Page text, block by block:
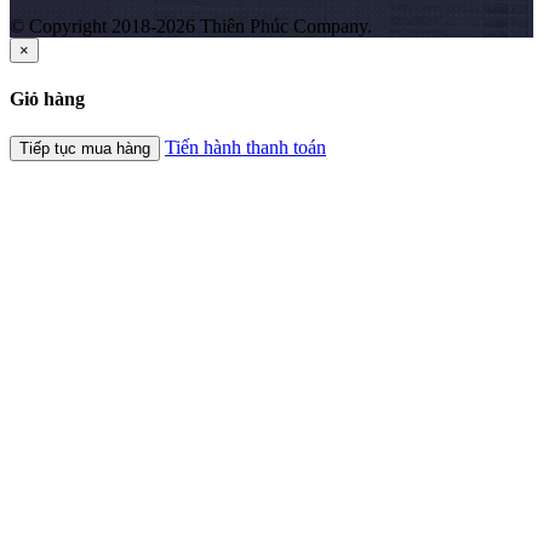
© Copyright 2018-2026 Thiên Phúc Company.
×
Giỏ hàng
Tiếp tục mua hàng Tiến hành thanh toán